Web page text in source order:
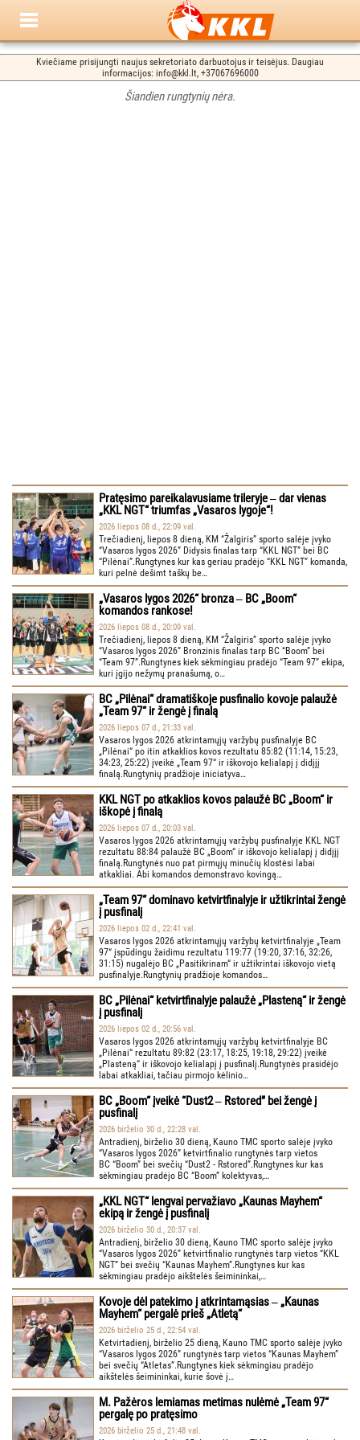
Kviečiame prisijungti naujus sekretoriato darbuotojus ir teisėjus. Daugiau
informacijos: info@kkl.lt, +37067696000
Šiandien rungtynių nėra.
Pratęsimo pareikalavusiame trileryje ‒ dar vienas
„KKL NGT“ triumfas „Vasaros lygoje“!
2026 liepos 08 d., 22:09 val.
Trečiadienį, liepos 8 dieną, KM “Žalgiris” sporto salėje įvyko
“Vasaros lygos 2026” Didysis finalas tarp “KKL NGT” bei BC
“Pilėnai”.Rungtynes kur kas geriau pradėjo “KKL NGT” komanda,
kuri pelnė dešimt taškų be…
„Vasaros lygos 2026“ bronza ‒ BC „Boom“
komandos rankose!
2026 liepos 08 d., 20:09 val.
Trečiadienį, liepos 8 dieną, KM “Žalgiris” sporto salėje įvyko
“Vasaros lygos 2026” Bronzinis finalas tarp BC “Boom” bei
“Team 97”.Rungtynes kiek sėkmingiau pradėjo “Team 97” ekipa,
kuri įgijo nežymų pranašumą, o…
BC „Pilėnai“ dramatiškoje pusfinalio kovoje palaužė
„Team 97“ ir žengė į finalą
2026 liepos 07 d., 21:33 val.
Vasaros lygos 2026 atkrintamųjų varžybų pusfinalyje BC
„Pilėnai“ po itin atkaklios kovos rezultatu 85:82 (11:14, 15:23,
34:23, 25:22) įveikė „Team 97“ ir iškovojo kelialapį į didįjį
finalą.Rungtynių pradžioje iniciatyva…
KKL NGT po atkaklios kovos palaužė BC „Boom“ ir
iškopė į finalą
2026 liepos 07 d., 20:03 val.
Vasaros lygos 2026 atkrintamųjų varžybų pusfinalyje KKL NGT
rezultatu 88:84 palaužė BC „Boom“ ir iškovojo kelialapį į didįjį
finalą.Rungtynės nuo pat pirmųjų minučių klostėsi labai
atkakliai. Abi komandos demonstravo kovingą…
„Team 97“ dominavo ketvirtfinalyje ir užtikrintai žengė
į pusfinalį
2026 liepos 02 d., 22:41 val.
Vasaros lygos 2026 atkrintamųjų varžybų ketvirtfinalyje „Team
97“ įspūdingu žaidimu rezultatu 119:77 (19:20, 37:16, 32:26,
31:15) nugalėjo BC „Pasitikrinam“ ir užtikrintai iškovojo vietą
pusfinalyje.Rungtynių pradžioje komandos…
BC „Pilėnai“ ketvirtfinalyje palaužė „Plasteną“ ir žengė
į pusfinalį
2026 liepos 02 d., 20:56 val.
Vasaros lygos 2026 atkrintamųjų varžybų ketvirtfinalyje BC
„Pilėnai“ rezultatu 89:82 (23:17, 18:25, 19:18, 29:22) įveikė
„Plasteną“ ir iškovojo kelialapį į pusfinalį.Rungtynės prasidėjo
labai atkakliai, tačiau pirmojo kėlinio…
BC „Boom“ įveikė “Dust2 ‒ Rstored” bei žengė į
pusfinalį
2026 birželio 30 d., 22:28 val.
Antradienį, birželio 30 dieną, Kauno TMC sporto salėje įvyko
“Vasaros lygos 2026” ketvirtfinalio rungtynės tarp vietos
BC “Boom” bei svečių “Dust2 - Rstored”.Rungtynes kur kas
sėkmingiau pradėjo BC “Boom” kolektyvas,…
„KKL NGT“ lengvai pervažiavo „Kaunas Mayhem“
ekipą ir žengė į pusfinalį
2026 birželio 30 d., 20:37 val.
Antradienį, birželio 30 dieną, Kauno TMC sporto salėje įvyko
“Vasaros lygos 2026” ketvirtfinalio rungtynės tarp vietos “KKL
NGT” bei svečių “Kaunas Mayhem”.Rungtynes kur kas
sėkmingiau pradėjo aikštelės šeimininkai,…
Kovoje dėl patekimo į atkrintamąsias ‒ „Kaunas
Mayhem“ pergalė prieš „Atletą“
2026 birželio 25 d., 22:54 val.
Ketvirtadienį, birželio 25 dieną, Kauno TMC sporto salėje įvyko
“Vasaros lygos 2026” rungtynės tarp vietos “Kaunas Mayhem”
bei svečių “Atletas”.Rungtynes kiek sėkmingiau pradėjo
aikštelės šeimininkai, kurie šovė į…
M. Pažėros lemiamas metimas nulėmė „Team 97“
pergalę po pratęsimo
2026 birželio 25 d., 21:48 val.